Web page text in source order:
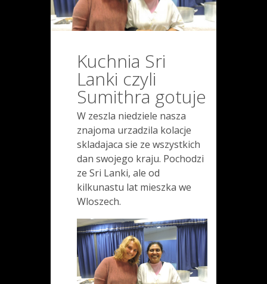
Kuchnia Sri
Lanki czyli
Sumithra gotuje
W zeszla niedziele nasza
znajoma urzadzila kolacje
skladajaca sie ze wszystkich
dan swojego kraju. Pochodzi
ze Sri Lanki, ale od
kilkunastu lat mieszka we
Wloszech.